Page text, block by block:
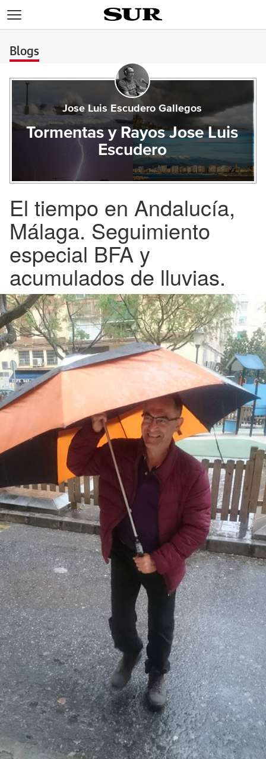
Blogs
Jose Luis Escudero Gallegos
Tormentas y Rayos Jose Luis
Escudero
El tiempo en Andalucía,
Málaga. Seguimiento
especial BFA y
acumulados de lluvias.